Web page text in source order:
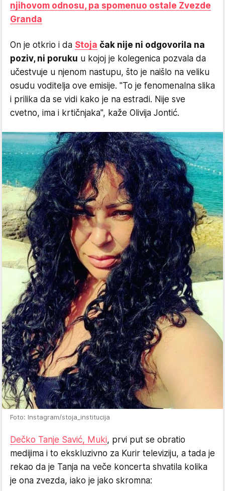
njihovom odnosu, pa spomenuo ostale Zvezde
Granda
On je otkrio i da Stoja čak nije ni odgovorila na
poziv, ni poruku u kojoj je kolegenica pozvala da
učestvuje u njenom nastupu, što je naišlo na veliku
osudu voditelja ove emisije. "To je fenomenalna slika
i prilika da se vidi kako je na estradi. Nije sve
cvetno, ima i krtičnjaka", kaže Olivija Jontić.
Foto: Instagram/stoja_institucija
Dečko Tanje Savić, Muki, prvi put se obratio
medijima i to ekskluzivno za Kurir televiziju, a tada je
rekao da je Tanja na veče koncerta shvatila kolika
je ona zvezda, iako je jako skromna: